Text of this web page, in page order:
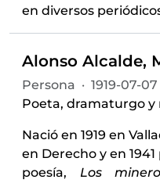
en diversos
Persona · 1919-07-07
Poeta, dramaturgo y
Nació en 1919 en
en Derecho y en
poesía, Los